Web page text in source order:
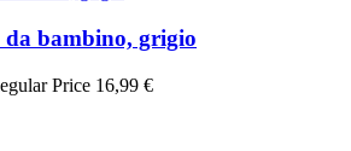
bambino, grigio
Price 16,99 €